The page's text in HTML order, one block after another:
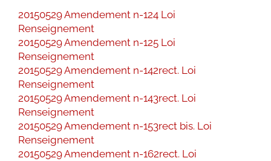
20150529 Amendement n-124 Loi
Renseignement
20150529 Amendement n-125 Loi
Renseignement
20150529 Amendement n-142rect. Loi
Renseignement
20150529 Amendement n-143rect. Loi
Renseignement
20150529 Amendement n-153rect bis. Loi
Renseignement
20150529 Amendement n-162rect. Loi